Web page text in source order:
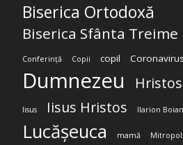
Biserica Ortodoxă
Biserica Sfânta Treime
Conferință Copii copil Coronavirus
Dumnezeu Hristos
Iisus Iisus Hristos Ilarion Boian
Lucășeuca mamă